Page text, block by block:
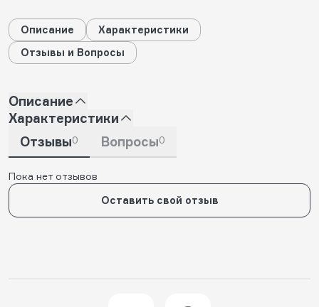
Описание
Характеристики
Отзывы и Вопросы
Описание
Характеристики
Отзывы0 Вопросы0
Пока нет отзывов
Оставить свой отзыв